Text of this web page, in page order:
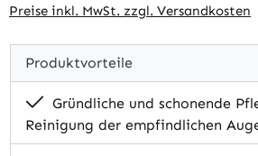
Preise inkl. MwSt. zzgl. Versandkosten
Produktvorteile
Gründliche und schonende
Reinigung der empfindlichen